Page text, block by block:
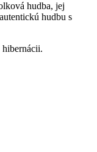
hudba, jej
hudbu s